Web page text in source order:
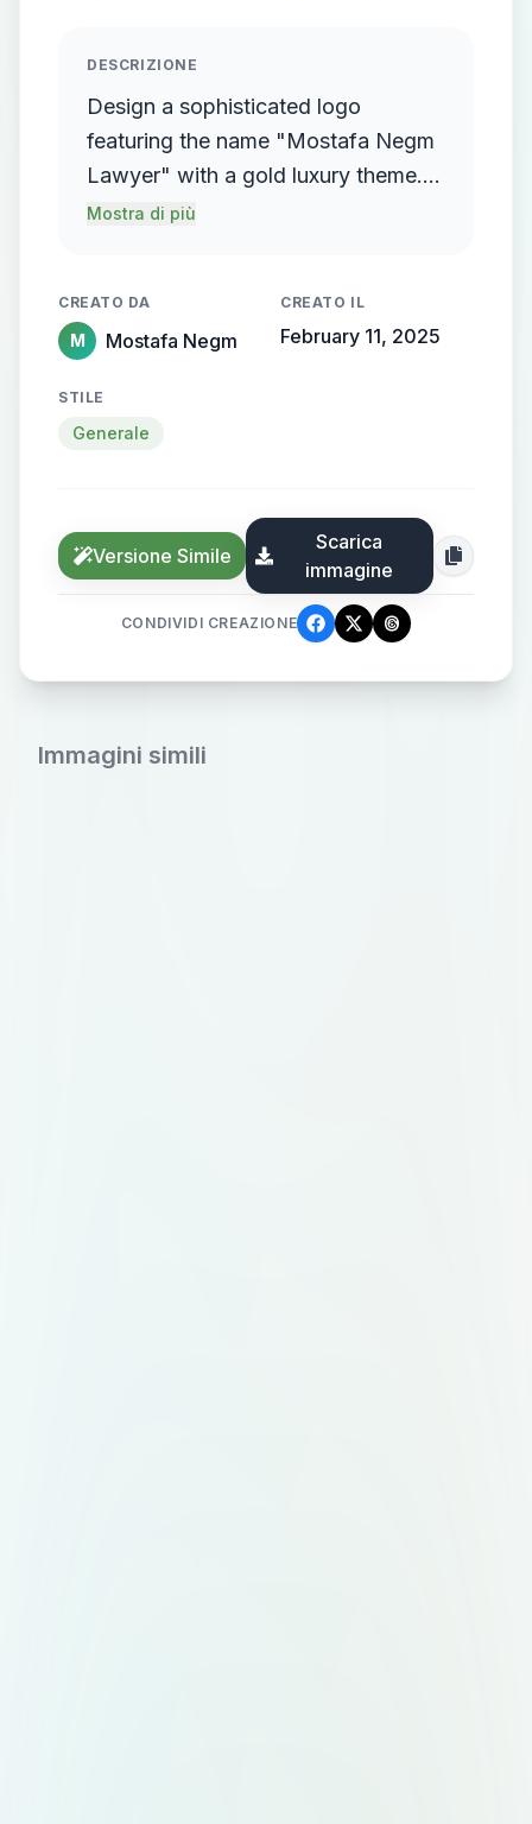
DESCRIZIONE
Design a sophisticated logo
featuring the name "Mostafa Negm
Lawyer" with a gold luxury theme.
The logo should incorporate a
protruding from the background,
creating a sense of motion and
Mostra di più
CREATO DA
M Mostafa Negm
CREATO IL
February 11, 2025
STILE
Generale
Versione Simile
Scarica
immagine
CONDIVIDI CREAZIONE
Immagini simili